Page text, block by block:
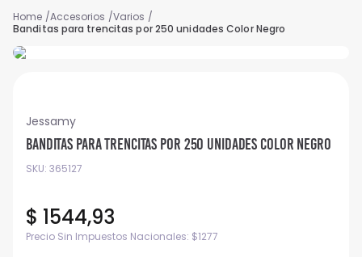
Accesorios
Varios
Banditas para trencitas por 250 unidades Color Negro
Jessamy
Banditas para trencitas por 250 unidades Color Negro
SKU: 365127
$ 1544,93
Precio Sin Impuestos Nacionales: $1277